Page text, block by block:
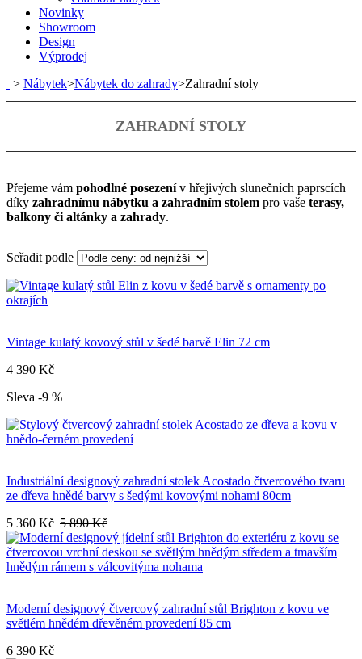
Novinky
Showroom
Design
Výprodej
> Nábytek>Nábytek do zahrady>Zahradní stoly
ZAHRADNÍ STOLY
Přejeme vám pohodlné posezenív hřejivých slunečních paprscích
díky zahradnímu nábytku a zahradním stolem pro vaše terasy,
balkony či altánky a zahrady.
Seřadit podle
Vintage kulatý kovový stůl v šedé barvě Elin 72 cm
4 390 Kč
Sleva -9 %
Industriální designový zahradní stolek Acostado čtvercového tvaru
ze dřeva hnědé barvy s šedými kovovými nohami 80cm
5 360 Kč 5 890 Kč
Moderní designový čtvercový zahradní stůl Brighton z kovu ve
světlém hnědém dřevěném provedení 85 cm
6 390 Kč